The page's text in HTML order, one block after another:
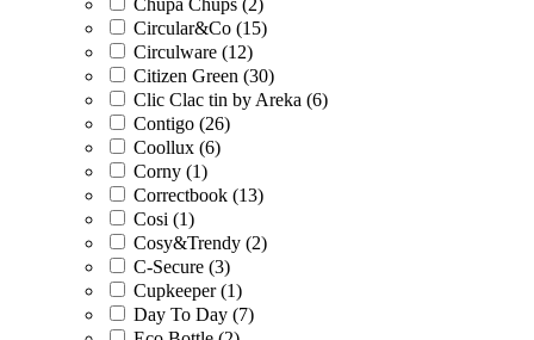
Circular&Co (15)
Circulware (12)
Citizen Green (30)
Clic Clac tin by Areka (6)
Contigo (26)
Coollux (6)
Corny (1)
Correctbook (13)
Cosi (1)
Cosy&Trendy (2)
C-Secure (3)
Cupkeeper (1)
Day To Day (7)